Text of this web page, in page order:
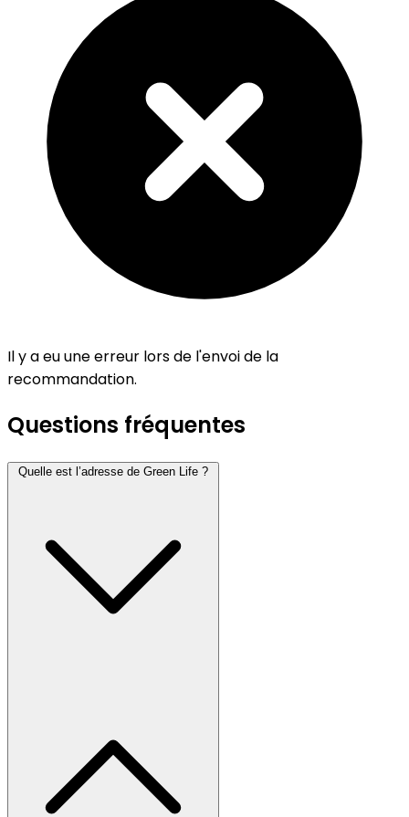
Il y a eu une erreur lors de l'envoi de la
recommandation.
Questions fréquentes
Quelle est l’adresse de Green Life ?